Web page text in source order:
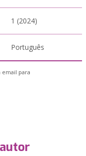
1 (2024)
Português
email para